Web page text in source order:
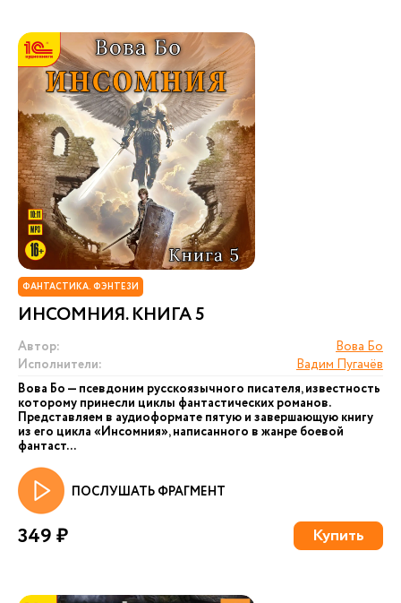
ФАНТАСТИКА. ФЭНТЕЗИ
ИНСОМНИЯ. КНИГА 5
Автор:
Вова Бо
Исполнители:
Вадим Пугачёв
Вова Бо — псевдоним русскоязычного писателя, известность
которому принесли циклы фантастических романов.
Представляем в аудиоформате пятую и завершающую книгу
из его цикла «Инсомния», написанного в жанре боевой
фантаст...
ПОСЛУШАТЬ ФРАГМЕНТ
349 ₽ Купить